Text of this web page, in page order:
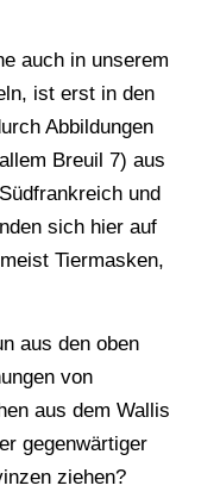
auch in unserem
ist erst in den
Abbildungen
Breuil 7) aus
und
sich hier auf
Tiermasken,
aus den oben
von
aus dem Wallis
gegenwärtiger
ziehen?